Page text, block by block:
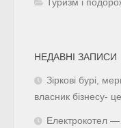
Туризм і
НЕДАВНІ ЗАПИСИ
Зіркові бурі,
власник бізнесу-
Електрокотел